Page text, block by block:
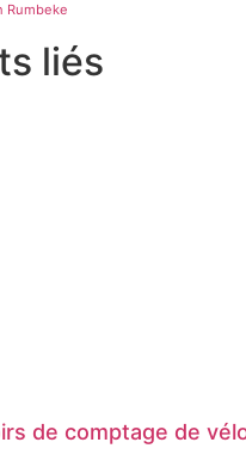
Rumbeke
liés
de comptage de